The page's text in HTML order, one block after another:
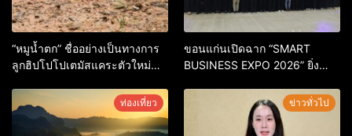
“หมูน้ำตก” ชื่ออย่างเป็นทางการ
ลูกฮิปโปโปเตมัสแคระตัวใหม่
กิจกรรมร่วมโหวตชนะกว่า
10,000 คะแนน
ขอนแก่นเปิดฉาก “SMART
BUSINESS EXPO 2026” ยิ่ง
ระดับเศรษฐกิจดิจิทัลอีสาน
ท่องเที่ยว ข่าวทั่วไป